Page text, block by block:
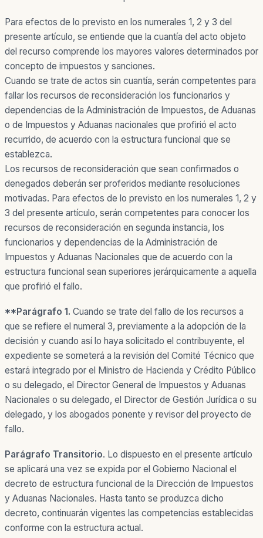
Para efectos de lo previsto en los numerales 1, 2 y 3 del
presente artículo, se entiende que la cuantía del acto objeto
del recurso comprende los mayores valores determinados por
concepto de impuestos y sanciones.
Cuando se trate de actos sin cuantía, serán competentes para
fallar los recursos de reconsideración los funcionarios y
dependencias de la Administración de Impuestos, de Aduanas
o de Impuestos y Aduanas nacionales que profirió el acto
recurrido, de acuerdo con la estructura funcional que se
establezca.
Los recursos de reconsideración que sean confirmados o
denegados deberán ser proferidos mediante resoluciones
motivadas. Para efectos de lo previsto en los numerales 1, 2 y
3 del presente artículo, serán competentes para conocer los
recursos de reconsideración en segunda instancia, los
funcionarios y dependencias de la Administración de
Impuestos y Aduanas Nacionales que de acuerdo con la
estructura funcional sean superiores jerárquicamente a aquella
que profirió el fallo.
**Parágrafo 1. Cuando se trate del fallo de los recursos a
que se refiere el numeral 3, previamente a la adopción de la
decisión y cuando así lo haya solicitado el contribuyente, el
expediente se someterá a la revisión del Comité Técnico que
estará integrado por el Ministro de Hacienda y Crédito Público
o su delegado, el Director General de Impuestos y Aduanas
Nacionales o su delegado, el Director de Gestión Jurídica o su
delegado, y los abogados ponente y revisor del proyecto de
fallo.
Parágrafo Transitorio. Lo dispuesto en el presente artículo
se aplicará una vez se expida por el Gobierno Nacional el
decreto de estructura funcional de la Dirección de Impuestos
y Aduanas Nacionales. Hasta tanto se produzca dicho
decreto, continuarán vigentes las competencias establecidas
conforme con la estructura actual.